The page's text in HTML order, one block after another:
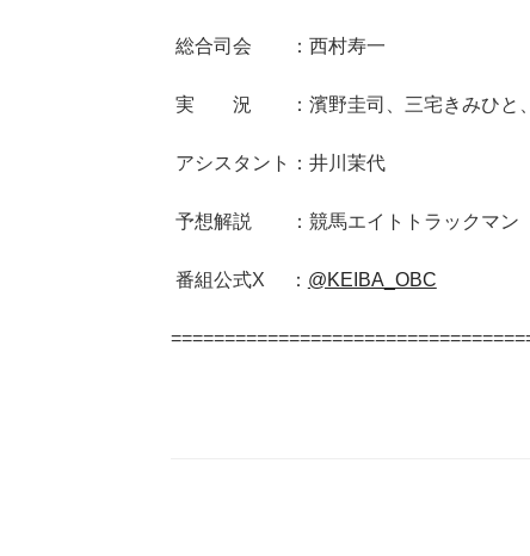
総合司会 ：西村寿一
実 況 ：濱野圭司、三宅きみひと、
アシスタント：井川茉代
予想解説 ：競馬エイトトラックマン
番組公式X ： @KEIBA_OBC